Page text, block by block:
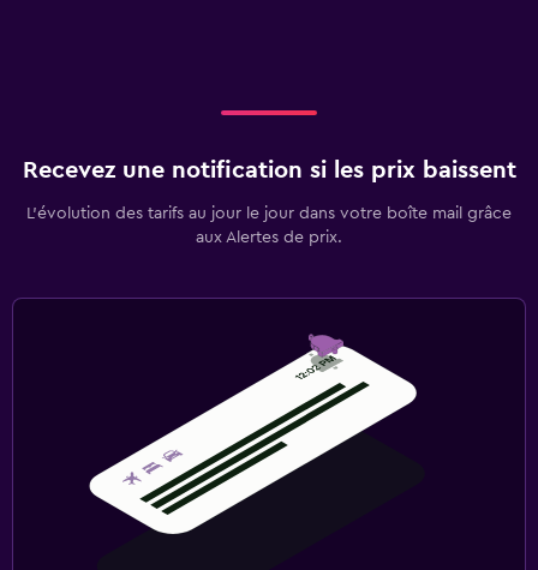
Recevez une notification si les prix baissent
L’évolution des tarifs au jour le jour dans votre boîte mail grâce
aux Alertes de prix.